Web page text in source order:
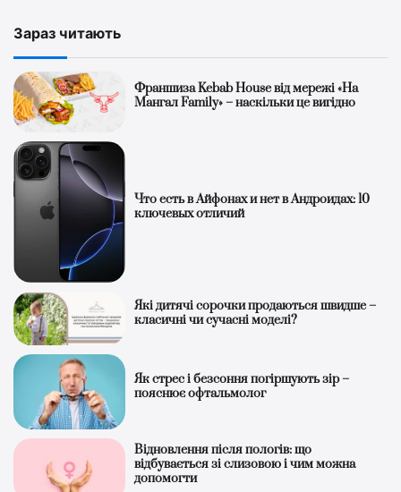
Зараз читають
Франшиза Kebab House від мережі «На
Мангал Family» – наскільки це вигідно
Что есть в Айфонах и нет в Андроидах: 10
ключевых отличий
Які дитячі сорочки продаються швидше –
класичні чи сучасні моделі?
Як стрес і безсоння погіршують зір –
пояснює офтальмолог
Відновлення після пологів: що
відбувається зі слизовою і чим можна
допомогти